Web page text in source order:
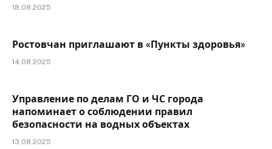
18.08.2025
Ростовчан приглашают в «Пункты здоровья»
14.08.2025
Управление по делам ГО и ЧС города
напоминает о соблюдении правил
безопасности на водных объектах
13.08.2025